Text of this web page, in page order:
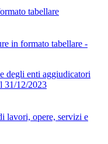
tabellare
in formato tabellare -
degli enti aggiudicatori
31/12/2023
lavori, opere, servizi e